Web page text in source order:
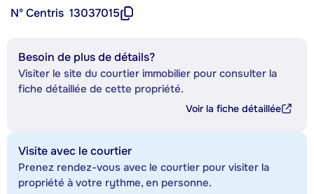
Nº Centris 13037015
Besoin de plus de détails?
Visiter le site du courtier immobilier pour consulter la
fiche détaillée de cette propriété.
Voir la fiche détaillée
Visite avec le courtier
Prenez rendez-vous avec le courtier pour visiter la
propriété à votre rythme, en personne.